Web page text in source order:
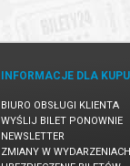
INFORMACJE DLA
BIURO OBSŁUGI KLIENTA
WYŚLIJ BILET PONOWNIE
NEWSLETTER
ZMIANY W WYDARZENIACH